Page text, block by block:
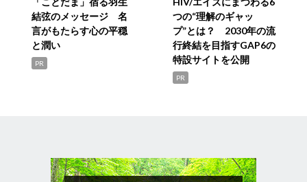
結弦のメッセージ 名
言がもたらす心の平穏
と潤い
PR
つの“理解のギャッ
プ”とは？ 2030年の流
行終結を目指すGAP6の
特設サイトを公開
PR